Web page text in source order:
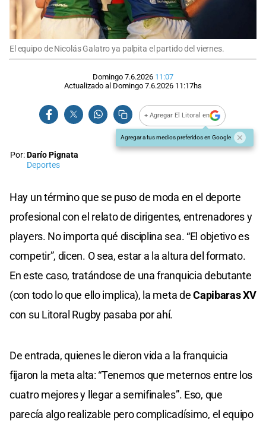
El equipo de Nicolás Galatro ya palpita el partido del viernes.
Domingo 7.6.2026 11:07
Actualizado al Domingo 7.6.2026 11:17hs
+ Agregar El Litoral en
Agregar a tus medios preferidos en Google
Por:Darío Pignata
Deportes
Hay un término que se puso de moda en el deporte
profesional con el relato de dirigentes, entrenadores y
players. No importa qué disciplina sea. “El objetivo es
competir”, dicen. O sea, estar a la altura del formato.
En este caso, tratándose de una franquicia debutante
(con todo lo que ello implica), la meta deCapibaras XV
con su Litoral Rugby pasaba por ahí.
De entrada, quienes le dieron vida a la franquicia
fijaron la meta alta: “Tenemos que meternos entre los
cuatro mejores y llegar a semifinales”. Eso, que
parecía algo realizable pero complicadísimo, el equipo